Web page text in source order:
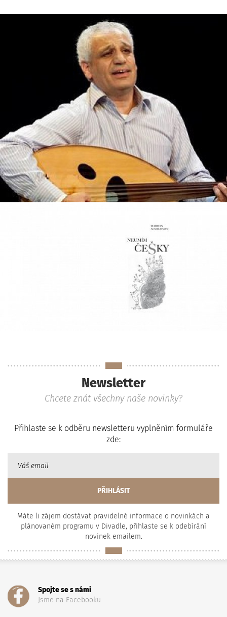
Newsletter
Chcete znát všechny naše novinky?
Přihlaste se k odběru newsletteru vyplněním formuláře
zde:
Máte li zájem dostávat pravidelné informace o novinkách a
plánovaném programu v Divadle, přihlaste se k odebírání
novinek emailem.
Spojte se s námi
Jsme na Facebooku